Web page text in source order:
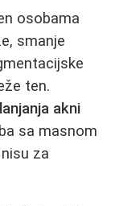
osobama
smanje
ten.
akni
sa masnom
nisu za